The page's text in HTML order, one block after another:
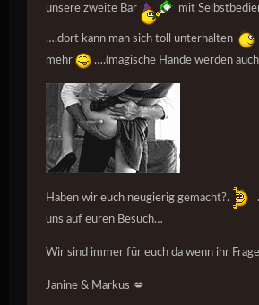
unsere zweite Bar mit
….dort kann man sich toll unterhalten
mehr
….(magische Hände werden
Haben wir euch neugierig gemacht?.
uns auf euren Besuch…
Wir sind immer für euch da wenn ihr
Janine & Markus 💋